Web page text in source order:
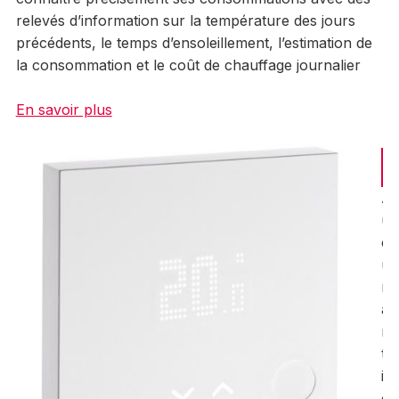
relevés d’information sur la température des jours
précédents, le temps d’ensoleillement, l’estimation de
la consommation et le coût de chauffage journalier
En savoir plus
U
R
L
E
M
A
u
c
u
n
a
r
t
i